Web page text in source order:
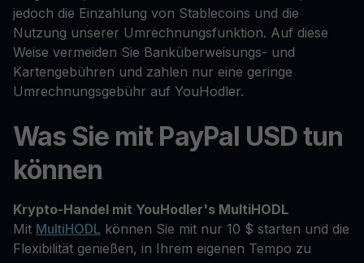
jedoch die Einzahlung von Stablecoins und die
Nutzung unserer Umrechnungsfunktion. Auf diese
Weise vermeiden Sie Banküberweisungs- und
Kartengebühren und zahlen nur eine geringe
Umrechnungsgebühr auf YouHodler.
Was Sie mit PayPal USD tun
können
Krypto-Handel mit YouHodler's MultiHODL
Mit MultiHODL können Sie mit nur 10 $ starten und die
Flexibilität genießen, in Ihrem eigenen Tempo zu